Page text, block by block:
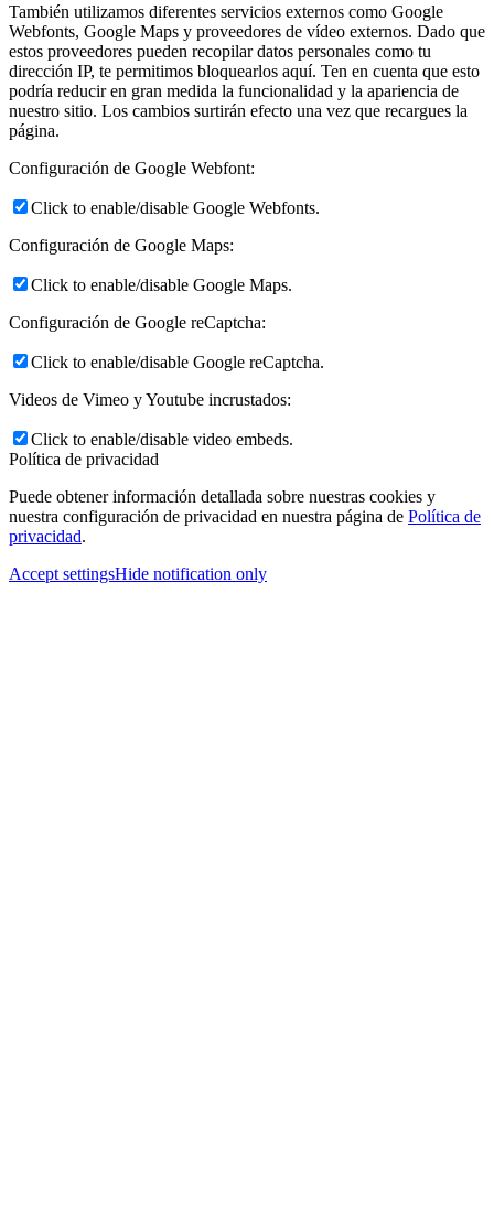
También utilizamos diferentes servicios externos como Google
Webfonts, Google Maps y proveedores de vídeo externos. Dado que
estos proveedores pueden recopilar datos personales como tu
dirección IP, te permitimos bloquearlos aquí. Ten en cuenta que esto
podría reducir en gran medida la funcionalidad y la apariencia de
nuestro sitio. Los cambios surtirán efecto una vez que recargues la
página.
Configuración de Google Webfont:
Click to enable/disable Google Webfonts.
Configuración de Google Maps:
Click to enable/disable Google Maps.
Configuración de Google reCaptcha:
Click to enable/disable Google reCaptcha.
Videos de Vimeo y Youtube incrustados:
Click to enable/disable video embeds.
Política de privacidad
Puede obtener información detallada sobre nuestras cookies y
nuestra configuración de privacidad en nuestra página de Política de
privacidad.
Accept settingsHide notification only